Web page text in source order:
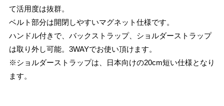
て活用度は抜群。
ベルト部分は開閉しやすいマグネット仕様です。
ハンドル付きで、バックストラップ、ショルダーストラップ
は取り外し可能。3WAYでお使い頂けます。
※ショルダーストラップは、日本向けの20cm短い仕様となり
ます。